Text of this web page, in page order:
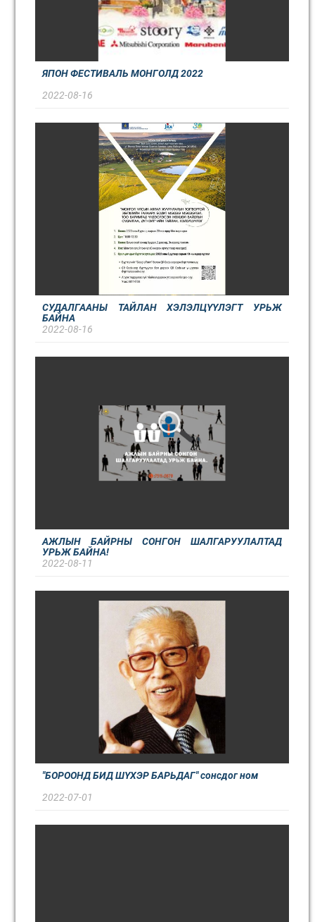
ЯПОН ФЕСТИВАЛЬ МОНГОЛД 2022
2022-08-16
СУДАЛГААНЫ ТАЙЛАН ХЭЛЭЛЦҮҮЛЭГТ УРЬЖ
БАЙНА
2022-08-16
АЖЛЫН БАЙРНЫ СОНГОН ШАЛГАРУУЛАЛТАД
УРЬЖ БАЙНА!
2022-08-11
"БОРООНД БИД ШҮХЭР БАРЬДАГ" сонсдог ном
2022-07-01